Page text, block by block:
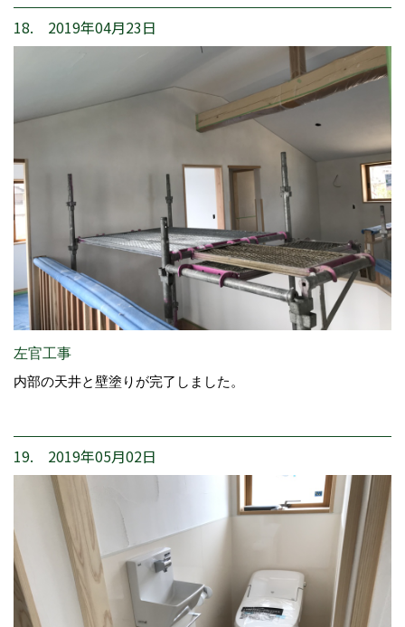
18. 2019年04月23日
左官工事
内部の天井と壁塗りが完了しました。
19. 2019年05月02日